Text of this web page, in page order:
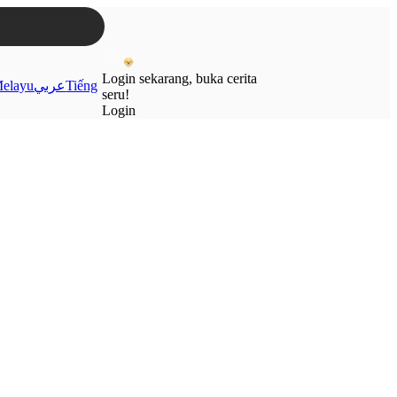
عربيTiếng Login sekarang, buka cerita
seru!
Login